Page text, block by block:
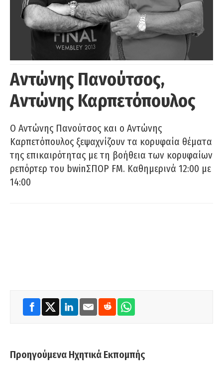
Αντώνης Πανούτσος,
Αντώνης Καρπετόπουλος
Ο Αντώνης Πανούτσος και ο Αντώνης
Καρπετόπουλος ξεψαχνίζουν τα κορυφαία θέματα
της επικαιρότητας με τη βοήθεια των κορυφαίων
ρεπόρτερ του bwinΣΠΟΡ FM. Καθημερινά 12:00 με
14:00
Προηγούμενα Ηχητικά Εκπομπής